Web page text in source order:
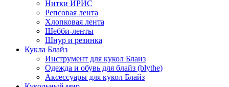
Нитки ИРИС
Репсовая лента
Хлопковая лента
Шебби-ленты
Шнур и резинка
Кукла Блайз
Инструмент для кукол Блаиз
Одежда и обувь для блайз (blythe)
Аксессуары для кукол Блайз